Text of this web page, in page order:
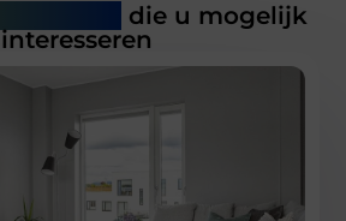
die u mogelijk
interesseren